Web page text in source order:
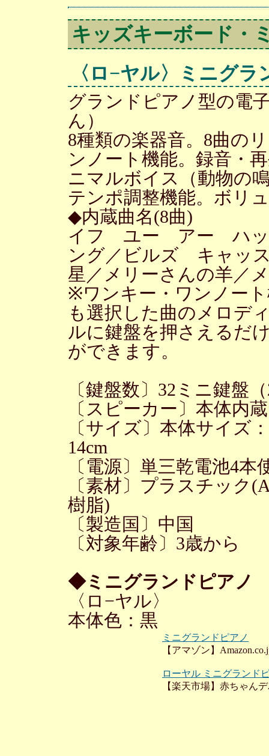
キッズキーボード・
〈ロ−ヤル〉ミニグラ
グランドピアノ型の電
ん）
8種類の楽器音。8曲の
ンノート機能。録音・
ニマルボイス（動物の
テンポ調整機能。ボリ
◆内蔵曲名(8曲)
イフ ユー アー ハッ
ング／ビルズ キャッ
星／メリーさんの羊／
※ワンキー・ワンノー
も選択した曲のメロデ
ルに鍵盤を押さえるだ
ができます。
〔鍵盤数〕32ミニ鍵盤
〔スピーカー〕本体内蔵
〔サイズ〕本体サイズ
14cm
〔電源〕単三乾電池4本
〔素材〕プラスチック
樹脂)
〔製造国〕中国
〔対象年齢〕3歳から
◆ミニグランドピアノ
〈ロ−ヤル〉
本体色：黒
ミニグランドピアノ
【アマゾン】
ローヤル ミニグランド
【楽天市場】赤ちゃん